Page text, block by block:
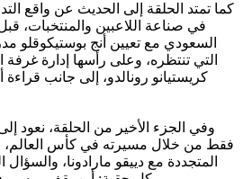
كما تمتد الحلقة إلى الحديث عن واقع
في صناعة اللاعبين والمنتخبات،
السعودي مع تعيين أنج بوستيكوقلو
التي تنتظره، وعلى رأسها إدارة غرفة
كريستيانو رونالدو، إلى جانب قراءة
وفي الجزء الأخير من الحلقة، نعود
فقط من خلال مسيرته في كأس العالم،
المتجددة مع دييقو مارادونا،